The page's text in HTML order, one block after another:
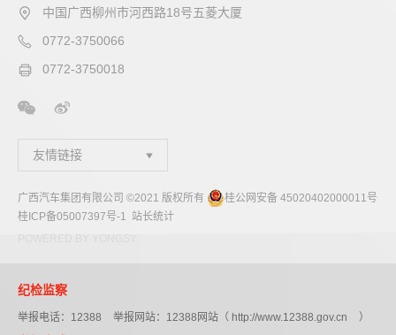
中国广西柳州市河西路18号五菱大厦
0772-3750066
0772-3750018
友情链接
广西汽车集团有限公司 ©2021 版权所有
桂公网安备 45020402000011号
桂ICP备05007397号-1
站长统计
纪检监察
举报电话： 12388 举报网站：12388网站（ http://www.12388.gov.cn ）